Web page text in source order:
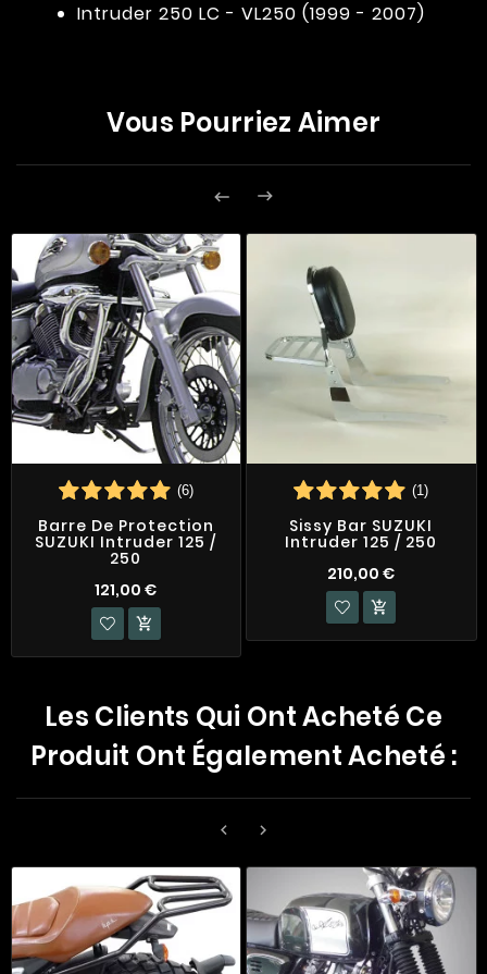
Intruder 250 LC - VL250 (1999 - 2007)
Vous Pourriez Aimer
 
(6)
Barre De Protection
SUZUKI Intruder 125 /
250
121,00 €

(1)
Sissy Bar SUZUKI
Intruder 125 / 250
210,00 €

Les Clients Qui Ont Acheté Ce
Produit Ont Également Acheté :
 